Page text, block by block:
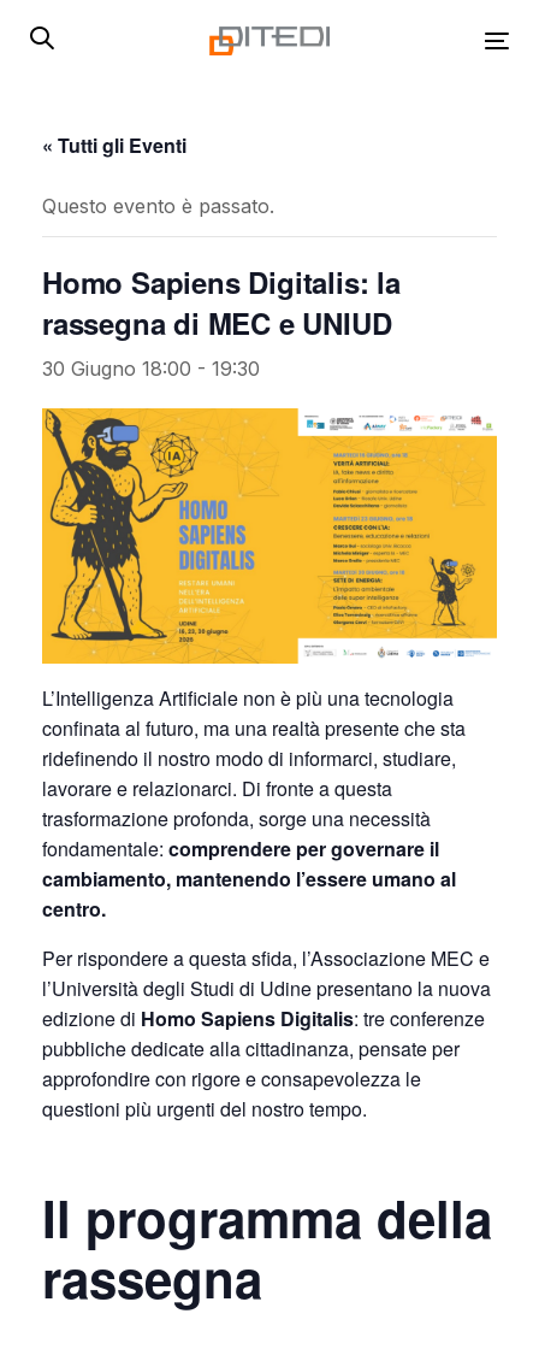
links
content
« Tutti gli Eventi
Questo evento è passato.
Homo Sapiens Digitalis: la
rassegna di MEC e UNIUD
30 Giugno 18:00 - 19:30
L’Intelligenza Artificiale non è più una tecnologia
confinata al futuro, ma una realtà presente che sta
ridefinendo il nostro modo di informarci, studiare,
lavorare e relazionarci. Di fronte a questa
trasformazione profonda, sorge una necessità
fondamentale: comprendere per governare il
cambiamento, mantenendo l’essere umano al
centro.
Per rispondere a questa sfida, l’Associazione MEC e
l’Università degli Studi di Udine presentano la nuova
edizione di Homo Sapiens Digitalis: tre conferenze
pubbliche dedicate alla cittadinanza, pensate per
approfondire con rigore e consapevolezza le
questioni più urgenti del nostro tempo.
Il programma della
rassegna